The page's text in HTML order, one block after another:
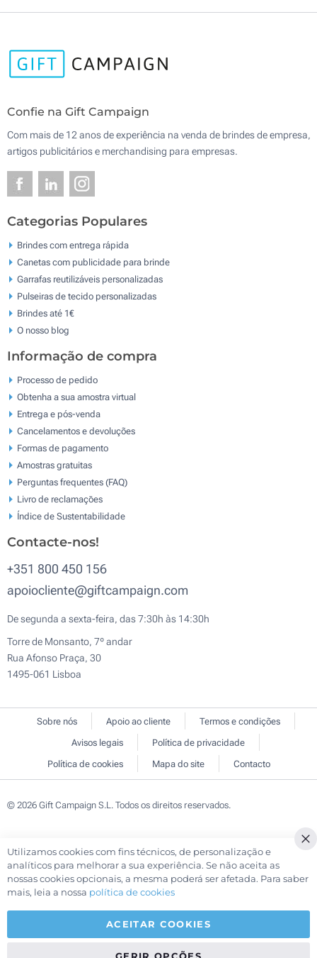
Confie na Gift Campaign
Com mais de 12 anos de experiência na venda de brindes de empresa,
artigos publicitários e merchandising para empresas.
Categorias Populares
Brindes com entrega rápida
Canetas com publicidade para brinde
Garrafas reutilizáveis personalizadas
Pulseiras de tecido personalizadas
Brindes até 1€
O nosso blog
Informação de compra
Processo de pedido
Obtenha a sua amostra virtual
Entrega e pós-venda
Cancelamentos e devoluções
Formas de pagamento
Amostras gratuitas
Perguntas frequentes (FAQ)
Livro de reclamaçōes
Índice de Sustentabilidade
Contacte-nos!
+351 800 450 156
apoiocliente@giftcampaign.com
De segunda a sexta-feira, das 7:30h às 14:30h
Torre de Monsanto, 7º andar
Rua Afonso Praça, 30
1495-061 Lisboa
Sobre nós Apoio ao cliente
Termos e condições
Avisos legais
Política de privacidade
Política de cookies
Mapa do site Contacto
© 2026 Gift Campaign S.L. Todos os direitos reservados.
Utilizamos cookies com fins técnicos, de personalização e
analíticos para melhorar a sua experiência. Se não aceita as
nossas cookies opcionais, a mesma poderá ser afetada. Para saber
mais, leia a nossa política de cookies
ACEITAR COOKIES